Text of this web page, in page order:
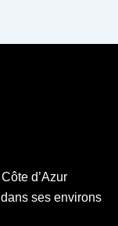
d’Azur
ses environs